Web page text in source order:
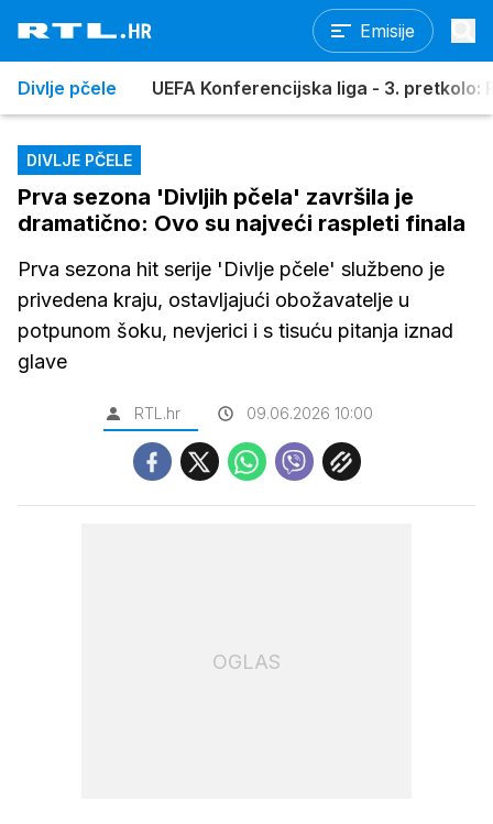
Emisije
Divlje pčele UEFA Konferencijska liga - 3. pretkolo:
DIVLJE PČELE
Prva sezona 'Divljih pčela' završila je
dramatično: Ovo su najveći raspleti finala
Prva sezona hit serije 'Divlje pčele' službeno je
privedena kraju, ostavljajući obožavatelje u
potpunom šoku, nevjerici i s tisuću pitanja iznad
glave
RTL.hr 09.06.2026 10:00
OGLAS